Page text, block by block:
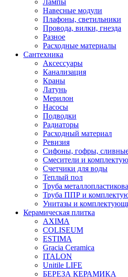
Лампы
Навесные модули
Плафоны, светильники
Провода, вилки, гнезда
Разное
Расходные материалы
Сантехника
Аксессуары
Канализация
Краны
Латунь
Мерилон
Насосы
Подводки
Радиаторы
Расходный материал
Ревизия
Сифоны, гофры,
Смесители и
Счетчики для воды
Теплый пол
Труба
Труба ППР и
Унитазы и
Керамическая плитка
AXIMA
COLISEUM
ESTIMA
Gracia Ceramica
ITALON
Unitile LIFE
БЕРЕЗА КЕРАМИКА